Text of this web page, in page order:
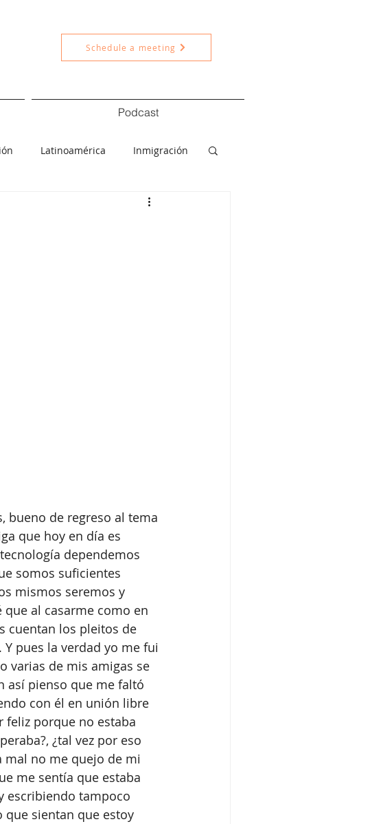
Schedule a meeting
Podcast
Latinoamérica Inmigración
Nacional
bueno de regreso al tema
que hoy en día es
dependemos
somos suficientes
mismos seremos y
al casarme como en
cuentan los pleitos de
pues la verdad yo me fui
varias de mis amigas se
así pienso que me faltó
con él en unión libre
feliz porque no estaba
¿tal vez por eso
mal no me quejo de mi
me sentía que estaba
escribiendo tampoco
que sientan que estoy